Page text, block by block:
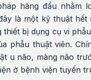
hàng đầu nhằm
là một kỹ thuật hết
thiết bị dụng cụ vi
phẫu thuật viên.
u não, màng não
ở bệnh viện tuyến